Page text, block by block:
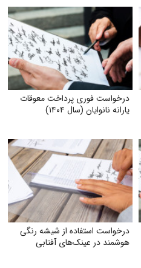
درخواست فوری پرداخت معوقات
یارانه نانوایان (سال ۱۴۰۴)
درخواست استفاده از شیشه رنگی
هوشمند در عینک‌های آفتابی